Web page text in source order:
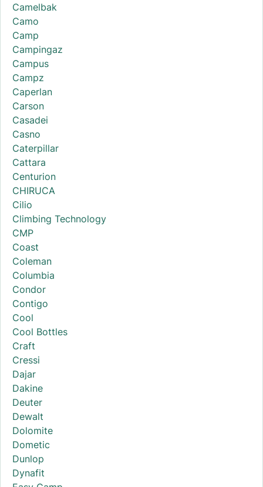
Camelbak
Camo
Camp
Campingaz
Campus
Campz
Caperlan
Carson
Casadei
Casno
Caterpillar
Cattara
Centurion
CHIRUCA
Cilio
Climbing Technology
CMP
Coast
Coleman
Columbia
Condor
Contigo
Cool
Cool Bottles
Craft
Cressi
Dajar
Dakine
Deuter
Dewalt
Dolomite
Dometic
Dunlop
Dynafit